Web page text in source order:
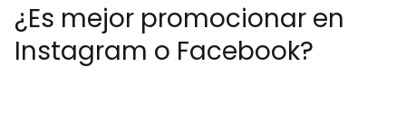
¿Es mejor promocionar en
Instagram o Facebook?